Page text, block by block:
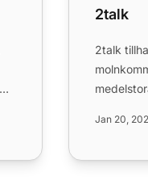
2talk
2talk
Jan 20,